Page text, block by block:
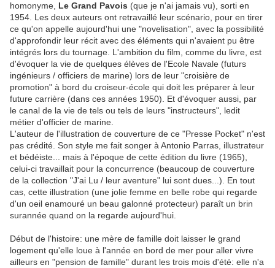
homonyme, Le Grand Pavois (que je n'ai jamais vu), sorti en
1954. Les deux auteurs ont retravaillé leur scénario, pour en tirer
ce qu'on appelle aujourd'hui une "novelisation", avec la possibilité
d'approfondir leur récit avec des éléments qui n'avaient pu être
intégrés lors du tournage. L'ambition du film, comme du livre, est
d'évoquer la vie de quelques élèves de l'Ecole Navale (futurs
ingénieurs / officiers de marine) lors de leur "croisière de
promotion" à bord du croiseur-école qui doit les préparer à leur
future carrière (dans ces années 1950). Et d'évoquer aussi, par
le canal de la vie de tels ou tels de leurs "instructeurs", ledit
métier d'officier de marine.
L'auteur de l'illustration de couverture de ce "Presse Pocket" n'est
pas crédité. Son style me fait songer à Antonio Parras, illustrateur
et bédéiste... mais à l'époque de cette édition du livre (1965),
celui-ci travaillait pour la concurrence (beaucoup de couverture
de la collection "J'ai Lu / leur aventure" lui sont dues...). En tout
cas, cette illustration (une jolie femme en belle robe qui regarde
d'un oeil enamouré un beau galonné protecteur) paraît un brin
surannée quand on la regarde aujourd'hui.
Début de l'histoire: une mère de famille doit laisser le grand
logement qu'elle loue à l'année en bord de mer pour aller vivre
ailleurs en "pension de famille" durant les trois mois d'été: elle n'a